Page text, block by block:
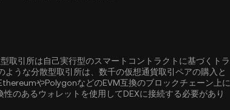
取引所は自己実行型のスマートコントラクトに基づくトラ
うな分散型取引所は、数千の仮想通貨取引ペアの購入と
やPolygonなどのEVM互換のブロックチェーン上に
のあるウォレットを使用してDEXに接続する必要があり